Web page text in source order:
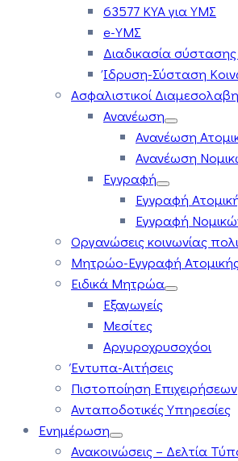
63577 ΚΥΑ για ΥΜΣ
e-ΥΜΣ
Διαδικασία σύστασης
Ίδρυση-Σύσταση
Ασφαλιστικοί
Ανανέωση
Ανανέωση
Ανανέωση
Εγγραφή
Εγγραφή
Εγγραφή
Οργανώσεις κοινωνίας
Μητρώο-Εγγραφή
Ειδικά Μητρώα
Εξαγωγείς
Μεσίτες
Αργυροχρυσοχόοι
Έντυπα-Αιτήσεις
Πιστοποίηση Επιχειρήσεων
Ανταποδοτικές Υπηρεσίες
Ενημέρωση
Ανακοινώσεις – Δελτία